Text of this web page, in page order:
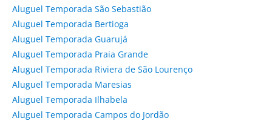
Aluguel Temporada São Sebastião
Aluguel Temporada Bertioga
Aluguel Temporada Guarujá
Aluguel Temporada Praia Grande
Aluguel Temporada Riviera de São Lourenço
Aluguel Temporada Maresias
Aluguel Temporada Ilhabela
Aluguel Temporada Campos do Jordão